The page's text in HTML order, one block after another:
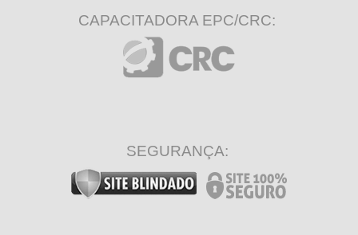
CAPACITADORA EPC/CRC:
SEGURANÇA: